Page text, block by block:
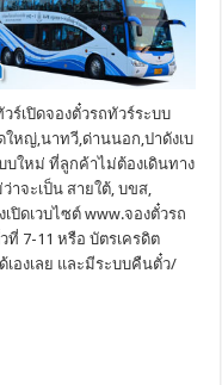
ร์เปิดจองตั๋วรถทัวร์ระบบ
ใหญ่,นาทวี,ด่านนอก,ปาดังเบ
บใหม่ ที่ลูกค้าไม่ต้องเดินทาง
จะเป็น สายใต้, บขส,
ดเวบไซต์ www.จองตั๋วรถ
ที่ 7-11 หรือ บัตรเครดิต
เองเลย และมีระบบคืนตั๋ว/